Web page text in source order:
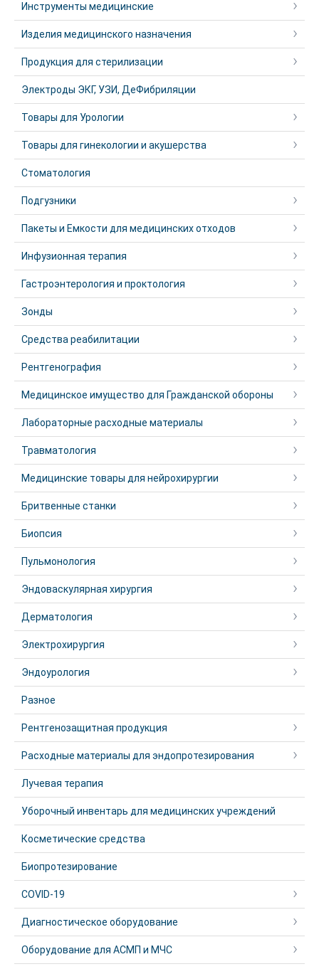
Инструменты медицинские
Изделия медицинского назначения
Продукция для стерилизации
Электроды ЭКГ, УЗИ, ДеФибриляции
Товары для Урологии
Товары для гинекологии и акушерства
Стоматология
Подгузники
Пакеты и Емкости для медицинских отходов
Инфузионная терапия
Гастроэнтерология и проктология
Зонды
Средства реабилитации
Рентгенография
Медицинское имущество для Гражданской обороны
Лабораторные расходные материалы
Травматология
Медицинские товары для нейрохирургии
Бритвенные станки
Биопсия
Пульмонология
Эндоваскулярная хирургия
Дерматология
Электрохирургия
Эндоурология
Разное
Рентгенозащитная продукция
Расходные материалы для эндопротезирования
Лучевая терапия
Уборочный инвентарь для медицинских учреждений
Косметические средства
Биопротезирование
COVID-19
Диагностическое оборудование
Оборудование для АСМП и МЧС